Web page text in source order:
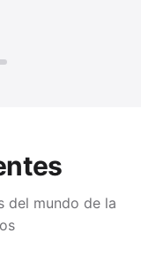
del mundo de la